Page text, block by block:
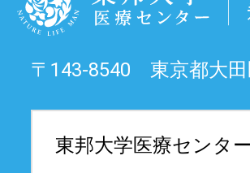
〒143-8540 東京都大田
東邦大学医療センター